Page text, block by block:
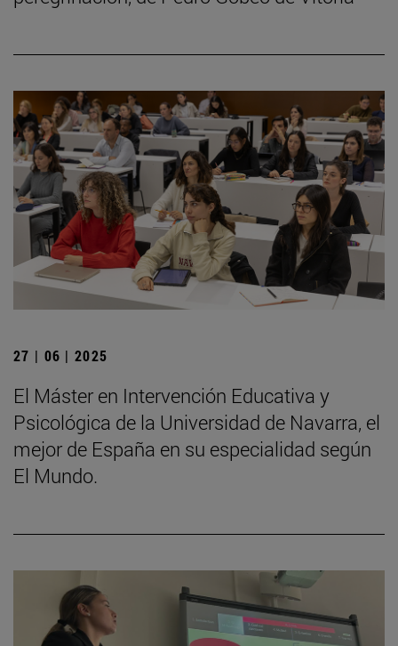
27 | 06 | 2025
El Máster en Intervención Educativa y
Psicológica de la Universidad de Navarra, el
mejor de España en su especialidad según
El Mundo.